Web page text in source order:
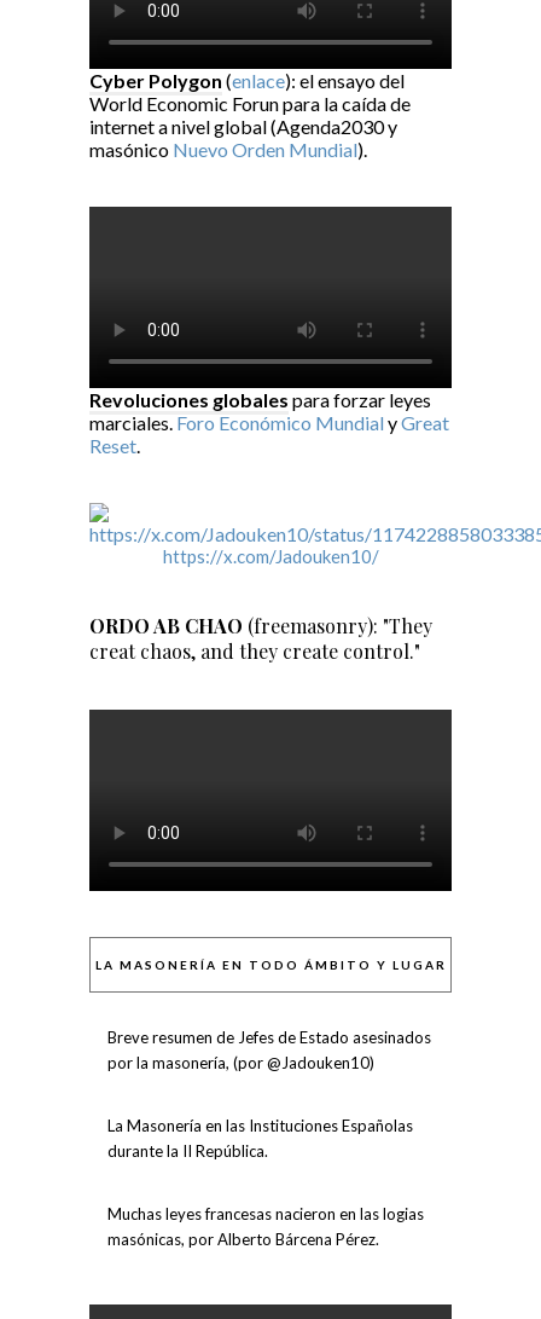
Cyber Polygon (enlace): el ensayo del
World Economic Forun para la caída de
internet a nivel global (Agenda2030 y
masónico Nuevo Orden Mundial).
Revoluciones globales para forzar leyes
marciales. Foro Económico MundialyGreat
Reset.
https://x.com/Jadouken10/
ORDO AB CHAO (freemasonry): "They
creat chaos, and they create control."
LA MASONERÍA EN TODO ÁMBITO Y LUGAR
Breve resumen de Jefes de Estado asesinados
por la masonería, (por @Jadouken10)
La Masonería en las Instituciones Españolas
durante la II República.
Muchas leyes francesas nacieron en las logias
masónicas, por Alberto Bárcena Pérez.